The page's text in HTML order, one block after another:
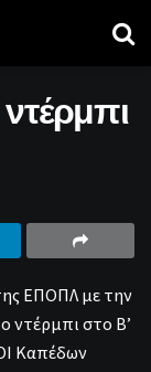
ΕΠΟΠΛ με την
ντέρμπι στο Β’
Καπέδων